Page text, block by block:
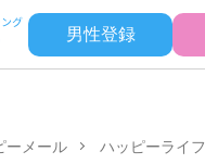
男性登録
ーメール ハッピーライフ